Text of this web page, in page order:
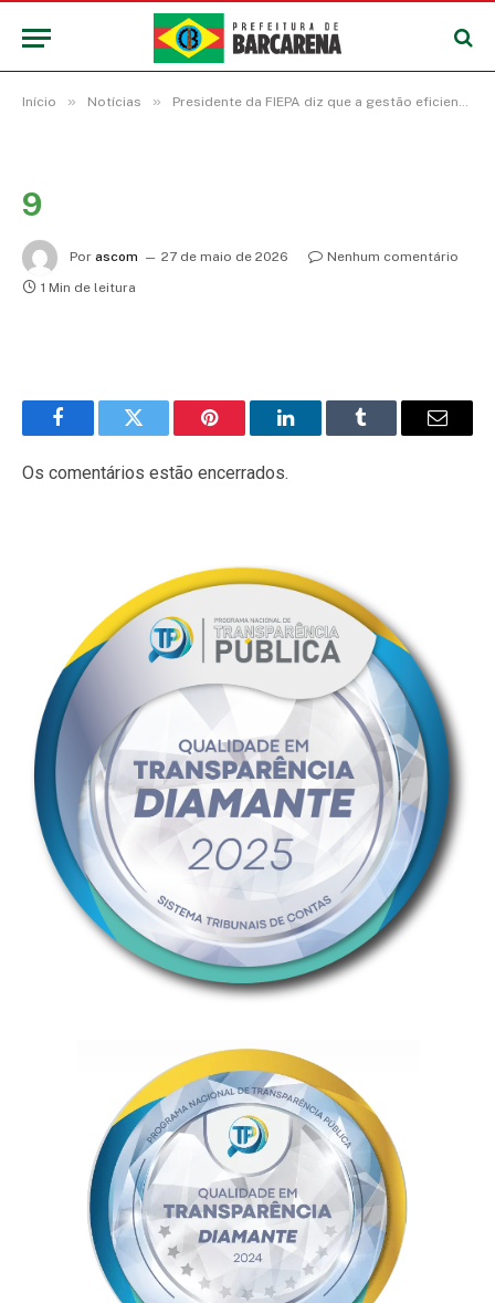
Início » Notícias » Presidente da FIEPA diz que a gestão eficiente da prefeitura de Barcarena é fator determinante para o crescimento e fortalecimento da indústria
9
Por ascom 27 de maio de 2026
Nenhum comentário
1 Min de leitura
FacebookTwitter Pinterest LinkedInTumblr
E-
Os comentários estão encerrados.